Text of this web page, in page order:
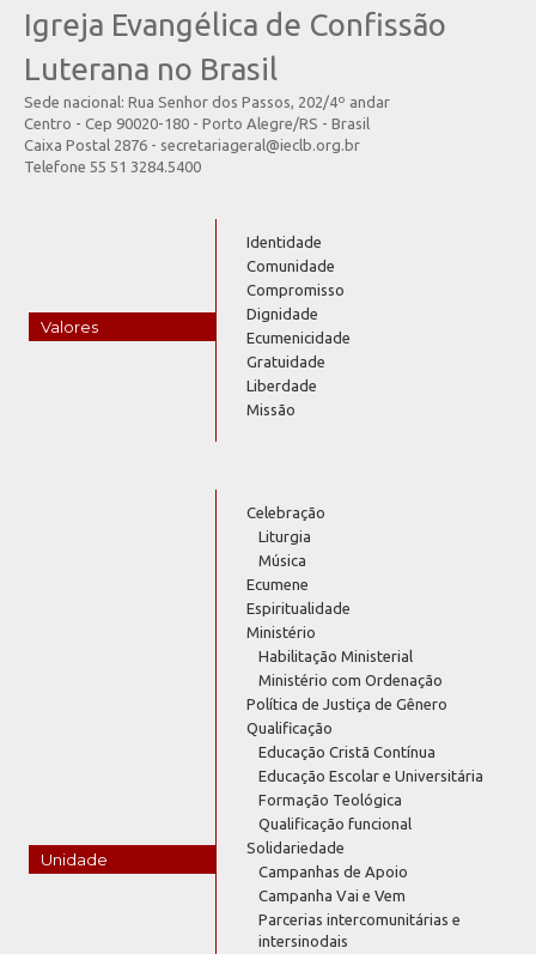
Igreja Evangélica de Confissão
Luterana no Brasil
Sede nacional: Rua Senhor dos Passos, 202/4º andar
Centro - Cep 90020-180 - Porto Alegre/RS - Brasil
Caixa Postal 2876 - secretariageral@ieclb.org.br
Telefone 55 51 3284.5400
Valores
Identidade
Comunidade
Compromisso
Dignidade
Ecumenicidade
Gratuidade
Liberdade
Missão
Unidade
Celebração
Liturgia
Música
Ecumene
Espiritualidade
Ministério
Habilitação Ministerial
Ministério com Ordenação
Política de Justiça de Gênero
Qualificação
Educação Cristã Contínua
Educação Escolar e Universitária
Formação Teológica
Qualificação funcional
Solidariedade
Campanhas de Apoio
Campanha Vai e Vem
Parcerias intercomunitárias e
intersinodais